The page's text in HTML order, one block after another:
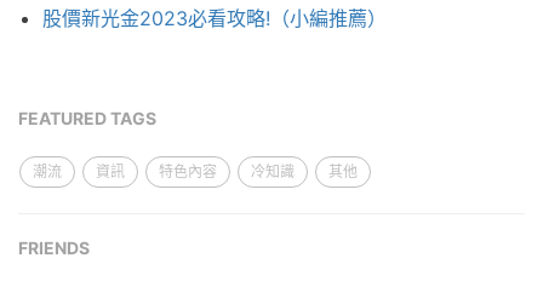
股價新光金2023必看攻略!（小編推薦）
FEATURED TAGS
潮流 資訊 特色內容 冷知識 其他
FRIENDS